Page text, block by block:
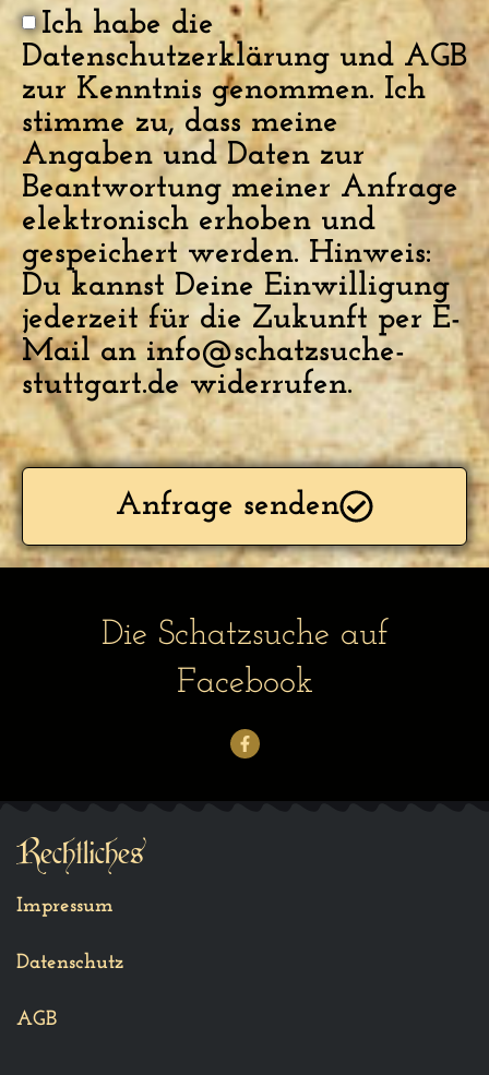
Ich habe die
Datenschutzerklärung und AGB
zur Kenntnis genommen. Ich
stimme zu, dass meine
Angaben und Daten zur
Beantwortung meiner Anfrage
elektronisch erhoben und
gespeichert werden. Hinweis:
Du kannst Deine Einwilligung
jederzeit für die Zukunft per E-
Mail an info@schatzsuche-
stuttgart.de widerrufen.
Anfrage senden
Die Schatzsuche auf
Facebook
Rechtliches
Impressum
Datenschutz
AGB